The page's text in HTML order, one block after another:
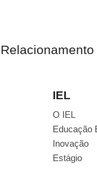
IEL
O IEL
Educação
Inovação
Estágio